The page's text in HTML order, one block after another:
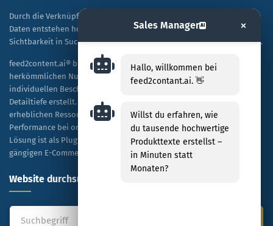
Durch die Verknüpfung von KI-Technologie mit spezifischen Shop-
Daten entstehen hochwertige, SEO-optimierte Texte, die sowohl die
Sichtbarkeit in Suchmaschinen als auch die Kaufbereitschaft steigern.
feed2content.ai® bietet eine skalierbare Alternative zur
herkömmlichen Nutzung von ChatGPT, indem es Tausende von
individuellen Beschreibungen kosteneffizient und in hoher
Detailtiefe erstellt. Unternehmen profitieren dabei von einer
erheblichen Ressourceneinsparung sowie einer verbesserten
Performance bei organischen Rankings und bezahlten Anzeigen. Die
Lösung ist als Plug-and-Play-Modell konzipiert und mit allen
gängigen E-Commerce-Plattformen kompatibel.
Website durchsuchen
Sales Manager AI ×
Hallo, willkommen bei
feed2contant.ai. 👋
Willst du erfahren, wie
du tausende hochwertige
Produkttexte erstellst –
in Minuten statt
Monaten?